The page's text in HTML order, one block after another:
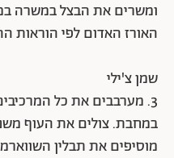
ומשרים את הבצל במשרה
האורז האדום לפי הוראות
שמן צ'ילי
3. מערבבים את כל
במחבת. צולים את העוף
מוסיפים את תבלין